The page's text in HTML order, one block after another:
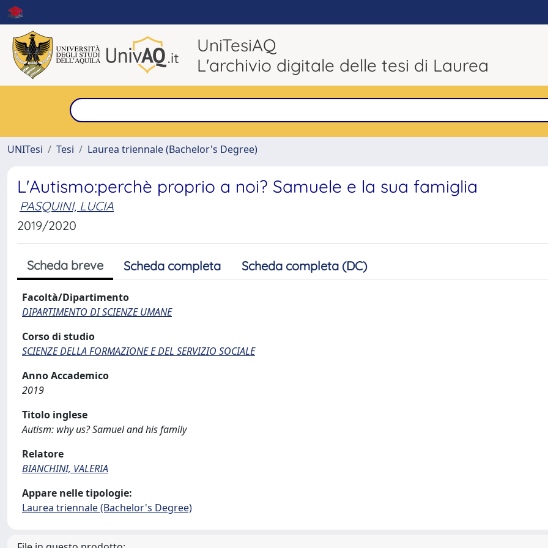
UniTesiAQ
L'archivio digitale delle tesi di Laurea
UNITesi
Tesi Laurea triennale (Bachelor's Degree)
L'Autismo:perchè proprio a noi? Samuele e la sua famiglia
PASQUINI, LUCIA
2019/2020
Scheda breve Scheda completa Scheda completa (DC)
Facoltà/Dipartimento
DIPARTIMENTO DI SCIENZE UMANE
Corso di studio
SCIENZE DELLA FORMAZIONE E DEL SERVIZIO SOCIALE
Anno Accademico
2019
Titolo inglese
Autism: why us? Samuel and his family
Relatore
BIANCHINI, VALERIA
Appare nelle tipologie:
Laurea triennale (Bachelor's Degree)